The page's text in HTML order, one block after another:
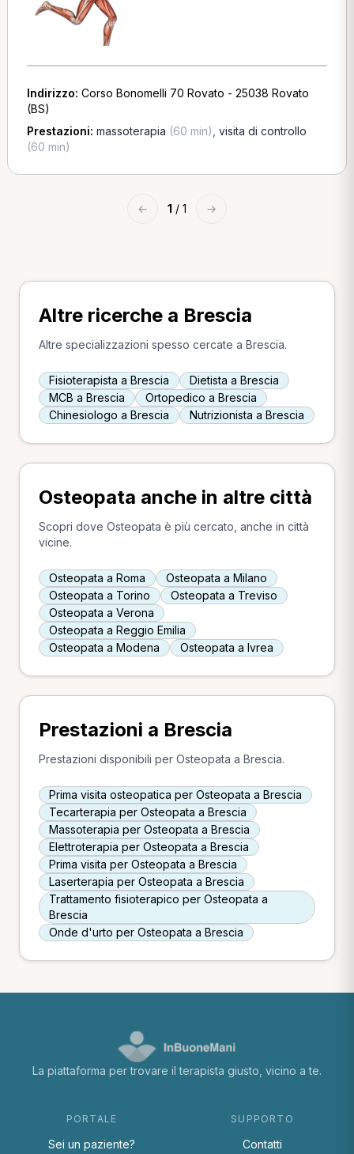
Indirizzo: Corso Bonomelli 70 Rovato - 25038 Rovato
(BS)
Prestazioni: massoterapia (60 min) visita di controllo
(60 min)
← 1 / 1 →
Altre ricerche a Brescia
Altre specializzazioni spesso cercate a Brescia.
Fisioterapista a Brescia
Dietista a Brescia
MCB a Brescia
Ortopedico a Brescia
Chinesiologo a Brescia
Nutrizionista a Brescia
Osteopata anche in altre città
Scopri dove Osteopata è più cercato, anche in città
vicine.
Osteopata a Roma
Osteopata a Milano
Osteopata a Torino
Osteopata a Treviso
Osteopata a Verona
Osteopata a Reggio Emilia
Osteopata a Modena
Osteopata a Ivrea
Prestazioni a Brescia
Prestazioni disponibili per Osteopata a Brescia.
Prima visita osteopatica per Osteopata a Brescia
Tecarterapia per Osteopata a Brescia
Massoterapia per Osteopata a Brescia
Elettroterapia per Osteopata a Brescia
Prima visita per Osteopata a Brescia
Laserterapia per Osteopata a Brescia
Trattamento fisioterapico per Osteopata a
Brescia
Onde d'urto per Osteopata a Brescia
La piattaforma per trovare il terapista giusto, vicino a te.
PORTALE
Sei un paziente?
SUPPORTO
Contatti